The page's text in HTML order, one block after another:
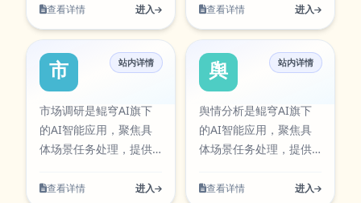
流程。支持多步骤内容
生成与结果优化，可用
与效率提升。该工具可
通过官方入口快速访
问，并提供对应图标资
源，便于在工具库中检
索与使用。 网站SEO优
计，支持从输入到结果
查看详情 进入
到输出流程。支持多步
骤内容生成与结果优
办公处理与效率提升。
该工具可通过官方入口
快速访问，并提供对应
图标资源，便于在工具
库中检索与使用。 小红
际使用场景设计，支持
查看详情 进入
市场调研
站内详情
市场调研是鲲穹AI旗下
的AI智能应用，聚焦具
体场景任务处理，提供
程。面向营销与运营场
查看详情 进入
舆情分析
站内详情
舆情分析是鲲穹AI旗下
的AI智能应用，聚焦具
体场景任务处理，提供
程。面向营销与运营场
查看详情 进入